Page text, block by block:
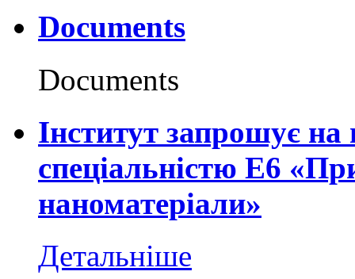
Documents
Documents
Інститут запрошує на
спеціальністю Е6
наноматеріали»
Детальніше